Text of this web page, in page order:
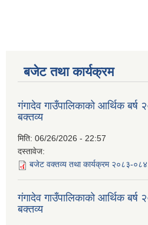
बजेट तथा कार्यक्रम
गंगादेव गाउँपालिकाको आर्थिक
बक्तव्य
मिति: 06/26/2026 - 22:57
दस्तावेज:
बजेट वक्तव्य तथा कार्यक्रम २०८३-
गंगादेव गाउँपालिकाको आर्थिक
बक्तव्य